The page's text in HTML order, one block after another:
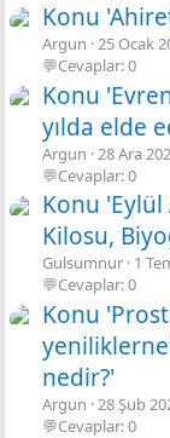
Konu
Argun 25 Ocak
💬Cevaplar: 0
Konu
yılda elde
Argun 28 Ara
💬Cevaplar: 0
Konu 'Eylül
Kilosu,
Gulsumnur 1
💬Cevaplar: 0
Konu
nedir?'
Argun 28 Şub
💬Cevaplar: 0